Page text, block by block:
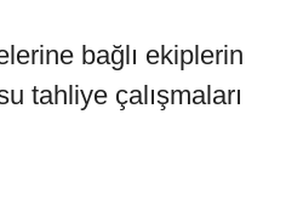
bağlı ekiplerin
tahliye çalışmaları